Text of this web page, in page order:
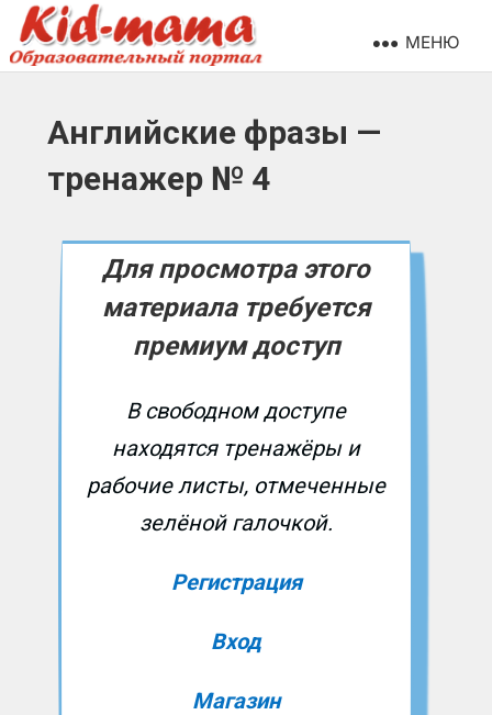
МЕНЮ
Английские фразы —
тренажер № 4
Для просмотра этого
материала требуется
премиум доступ
В свободном доступе
находятся тренажёры и
рабочие листы, отмеченные
зелёной галочкой.
Регистрация
Вход
Магазин